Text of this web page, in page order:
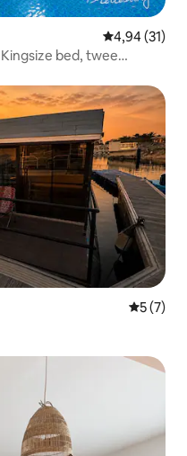
Gemiddelde
4,94 (31)
bed, twee
5 (7)